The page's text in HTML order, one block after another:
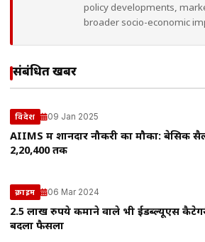
policy developments,
broader socio-economic
संबंधित खबरें
विदेश 09 Jan 2025
AIIMS में शानदार नौकरी का मौका: बेसिक
₹2,20,400 तक
क्राइम 06 Mar 2024
2.5 लाख रुपये कमाने वाले भी ईडब्ल्यूएस
बदला फैसला